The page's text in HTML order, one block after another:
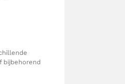
bijbehorend